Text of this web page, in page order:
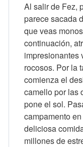
Al salir de Fez,
parece sacada
que veas
continuación,
impresionantes
rocosos. Por la
comienza el
camello por las
pone el sol.
campamento
deliciosa
millones de